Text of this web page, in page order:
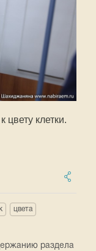
цвету клетки.
цвета
раздела